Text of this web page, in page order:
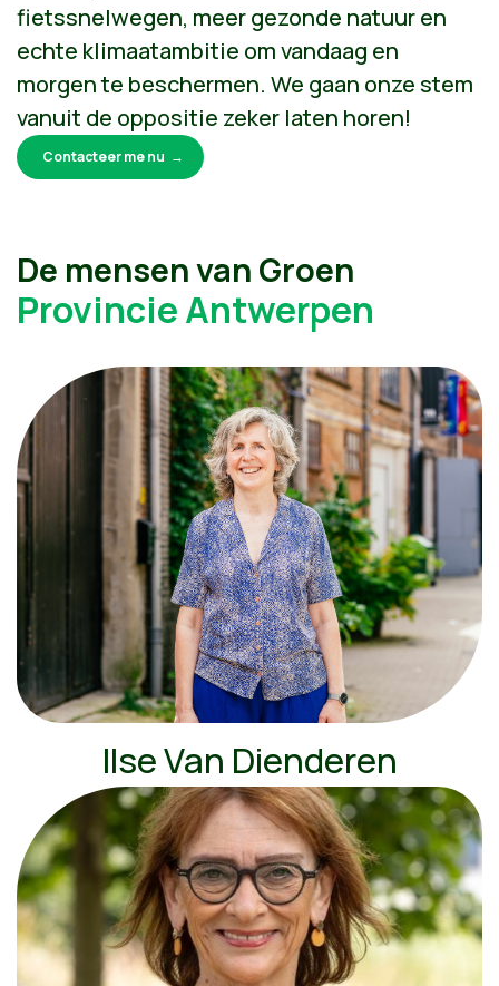
fietssnelwegen, meer gezonde natuur en
echte klimaatambitie om vandaag en
morgen te beschermen. We gaan onze stem
vanuit de oppositie zeker laten horen!
Contacteer me nu
De mensen van Groen
Provincie Antwerpen
Ilse Van Dienderen